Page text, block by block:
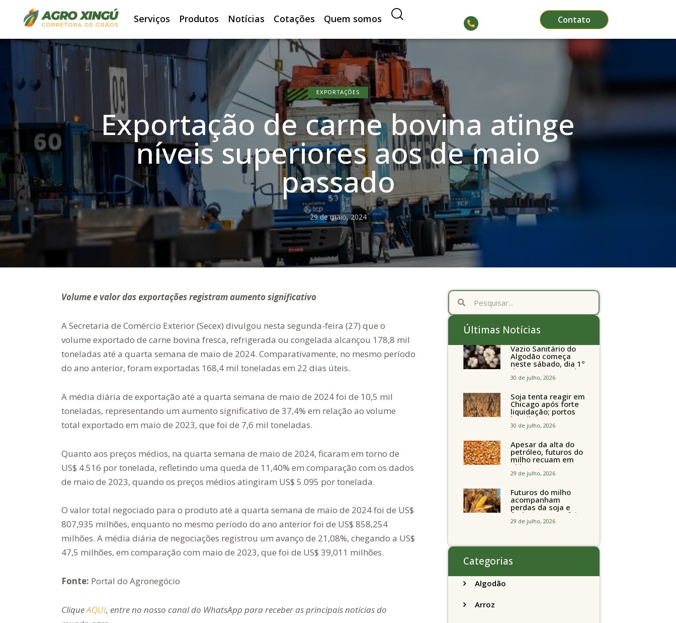
Serviços Produtos Notícias Cotações Quem somos Contato
EXPORTAÇÕES
Exportação de carne bovina atinge
níveis superiores aos de maio
passado
29 de maio, 2024
Volume e valor das exportações registram aumento significativo
A Secretaria de Comércio Exterior (Secex) divulgou nesta segunda-feira (27) que o
volume exportado de carne bovina fresca, refrigerada ou congelada alcançou 178,8 mil
toneladas até a quarta semana de maio de 2024. Comparativamente, no mesmo período
do ano anterior, foram exportadas 168,4 mil toneladas em 22 dias úteis.
A média diária de exportação até a quarta semana de maio de 2024 foi de 10,5 mil
toneladas, representando um aumento significativo de 37,4% em relação ao volume
total exportado em maio de 2023, que foi de 7,6 mil toneladas.
Quanto aos preços médios, na quarta semana de maio de 2024, ficaram em torno de
US$ 4.516 por tonelada, refletindo uma queda de 11,40% em comparação com os dados
de maio de 2023, quando os preços médios atingiram US$ 5.095 por tonelada.
O valor total negociado para o produto até a quarta semana de maio de 2024 foi de US$
807,935 milhões, enquanto no mesmo período do ano anterior foi de US$ 858,254
milhões. A média diária de negociações registrou um avanço de 21,08%, chegando a US$
47,5 milhões, em comparação com maio de 2023, que foi de US$ 39,011 milhões.
Fonte: Portal do Agronegócio
CliqueAQUI, entre no nosso canal do WhatsApp para receber as principais notícias do
Últimas Notícias
Vazio Sanitário do
Algodão começa
neste sábado, dia 1º
de agosto, em todo
o Estado de São
30 de julho, 2026
Soja tenta reagir em
Chicago após forte
liquidação; portos
brasileiros seguem
perto de R$ 150/sc
30 de julho, 2026
Apesar da alta do
petróleo, futuros do
milho recuam em
Chicago
acompanhando a
feira
29 de julho, 2026
Futuros do milho
acompanham
perdas da soja e
fecham quarta-feira
caindo 2% em
29 de julho, 2026
Categorias
Algodão
Arroz